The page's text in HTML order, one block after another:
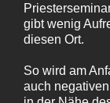
gibt wenig
diesen Ort.
So wird am
auch